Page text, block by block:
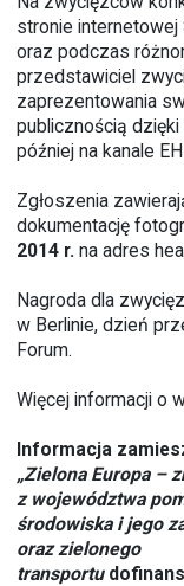
stronie
oraz podczas
przedstawiciel
zaprezentowania
publicznością
później na kanale
Zgłoszenia
dokumentację
2014 r. na adres
Nagroda dla
w Berlinie, dzień
Forum.
Więcej informacji o
Informacja
„Zielona Europa –
z województwa
środowiska i jego
oraz zielonego
transportu